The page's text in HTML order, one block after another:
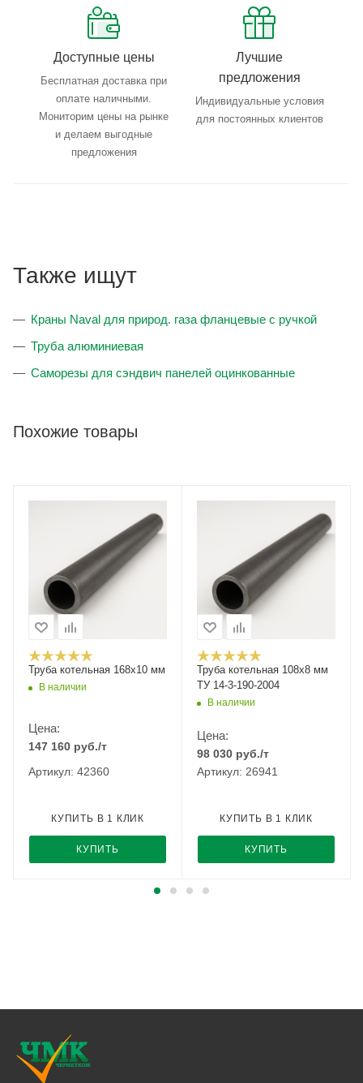
Доступные цены
Бесплатная доставка при
оплате наличными.
Мониторим цены на рынке
и делаем выгодные
предложения
Лучшие
предложения
Индивидуальные условия
для постоянных клиентов
Также ищут
Краны Naval для природ. газа фланцевые с ручкой
Труба алюминиевая
Саморезы для сэндвич панелей оцинкованные
Похожие товары
Труба котельная 168x10 мм
В наличии
Цена:
147 160 руб./т
Артикул: 42360
КУПИТЬ
КУПИТЬ В 1 КЛИК
Труба котельная 108х8 мм
ТУ 14-3-190-2004
В наличии
Цена:
98 030 руб./т
Артикул: 26941
КУПИТЬ
КУПИТЬ В 1 КЛИК